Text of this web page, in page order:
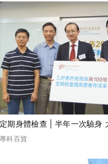
定期身體檢查 | 半年一次驗身
專科百貨